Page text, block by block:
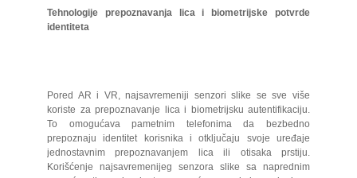
Tehnologije prepoznavanja lica i biometrijske potvrde
identiteta
Pored AR i VR, najsavremeniji senzori slike se sve više
koriste za prepoznavanje lica i biometrijsku autentifikaciju.
To omogućava pametnim telefonima da bezbedno
prepoznaju identitet korisnika i otključaju svoje uređaje
jednostavnim prepoznavanjem lica ili otisaka prstiju.
Korišćenje najsavremenijeg senzora slike sa naprednim